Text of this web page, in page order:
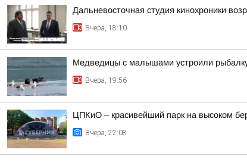
Дальневосточная студия кинохроники
Вчера, 18:10
Медведицы с малышами устроили
Вчера, 19:56
ЦПКиО – красивейший парк на высоком
Вчера, 22:08